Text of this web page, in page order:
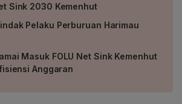
Sink 2030 Kemenhut
Pelaku Perburuan Harimau
Masuk FOLU Net Sink Kemenhut
Anggaran